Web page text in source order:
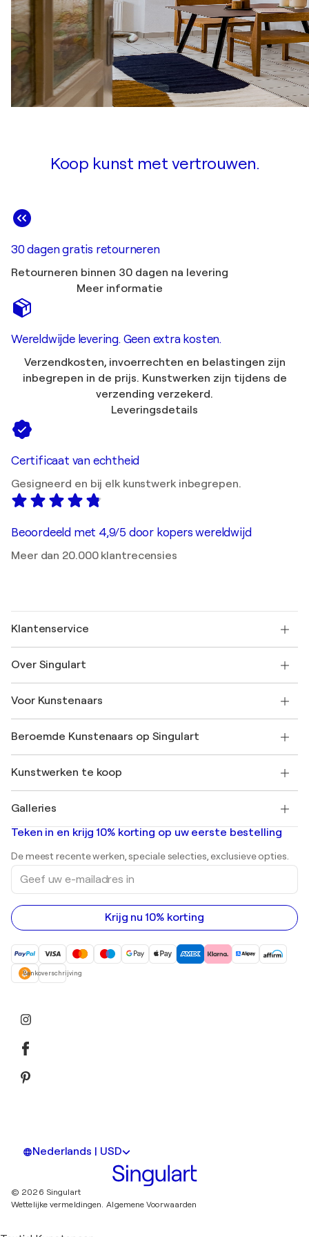
Koop kunst met vertrouwen.
30 dagen gratis retourneren
Retourneren binnen 30 dagen na levering
Meer informatie
Wereldwijde levering. Geen extra kosten.
Verzendkosten, invoerrechten en belastingen zijn
inbegrepen in de prijs. Kunstwerken zijn tijdens de
verzending verzekerd.
Leveringsdetails
Certificaat van echtheid
Gesigneerd en bij elk kunstwerk inbegrepen.
Beoordeeld met 4,9/5 door kopers wereldwijd
Meer dan 20.000 klantrecensies
Klantenservice
Verzenden
SINGULART Cadeaubon
Neem deel aan ons handelsprogramma
Mijn Account
+31 20 241 4758
Over Singulart
Veelgestelde Vragen
Singulart Magazine
Werken bij SINGULART
Ontdek gecureerde originele kunst
Voor Kunstenaars
Inloggen als Artiest
Beroemde Kunstenaars op Singulart
Marc Chagall
Banksy
Mr. Brainwash
Shepard Fairey
Kunstwerken te koop
Abstracte schilderijen te koop
Landschapsschilderijen
Beelden
Acrylverfschilderijen
Galleries
Kunstgaleries in Nederland
Teken in en krijg 10% korting op uw eerste bestelling
De meest recente werken, speciale selecties, exclusieve opties.
Geef
uw
e-
mailadres
in
Krijg nu 10% korting
Bankoverschrijving
Nederlands | USD
© 2026 Singulart
Wettelijke vermeldingen. Algemene Voorwaarden